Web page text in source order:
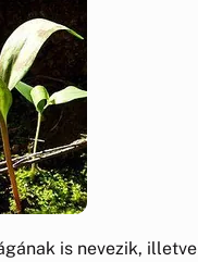
is nevezik, illetve